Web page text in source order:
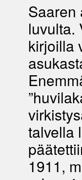
Saaren
luvulta.
kirjoilla
talvella
1911,